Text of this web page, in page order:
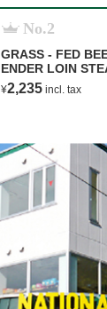
No.2
GRASS - FED
ENDER LOIN
¥2,235 incl. tax